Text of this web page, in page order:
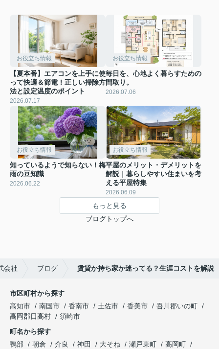
お役立ち情報
【夏本番】エアコンを上手に使
って快適＆節電！正しい掃除方
法と設定温度のポイント
2026.07.17
お役立ち情報
毎日を、心地よく暮らすための
間取り。
2026.07.06
お役立ち情報
知っているようで知らない！梅
雨の豆知識
2026.06.22
お役立ち情報
平屋のメリット・デメリットを
解説｜暮らしやすい住まいを考
える平屋特集
2026.06.09
もっと見る
ブログトップへ
会社 ブログ 賃貸か持ち家か迷ってる？生涯コストを解説
市区町村から探す
高知市
南国市 香南市 土佐市 香美市
吾川郡いの町
高岡郡日高村
須崎市
町名から探す
鴨部
朝倉 介良 神田 大そね 瀬戸東町
高岡町